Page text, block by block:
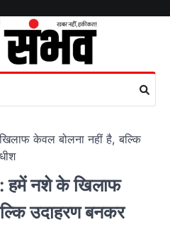
केवल बोलना नहीं है, बल्कि
नशे के खिलाफ
उदाहरण बनकर